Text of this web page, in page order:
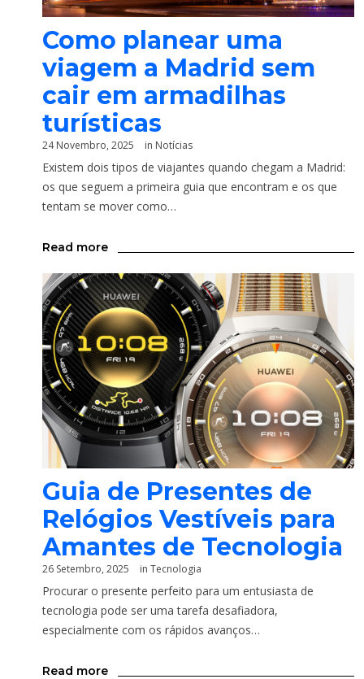
Como planear uma
viagem a Madrid sem
cair em armadilhas
turísticas
24 Novembro, 2025 in Notícias
Existem dois tipos de viajantes quando chegam a Madrid:
os que seguem a primeira guia que encontram e os que
tentam se mover como…
Read more
Guia de Presentes de
Relógios Vestíveis para
Amantes de Tecnologia
26 Setembro, 2025 in Tecnologia
Procurar o presente perfeito para um entusiasta de
tecnologia pode ser uma tarefa desafiadora,
especialmente com os rápidos avanços…
Read more